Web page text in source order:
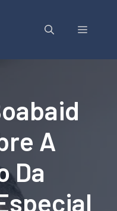
Menu
A
Da